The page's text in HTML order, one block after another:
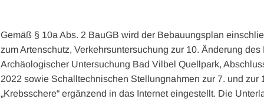
Gemäß § 10a Abs. 2 BauGB wird der Bebauungsplan
zum Artenschutz, Verkehrsuntersuchung zur 10. Änderung des
Archäologischer Untersuchung Bad Vilbel Quellpark,
2022 sowie Schalltechnischen Stellungnahmen zur 7. und
„Krebsschere“ ergänzend in das Internet eingestellt. Die